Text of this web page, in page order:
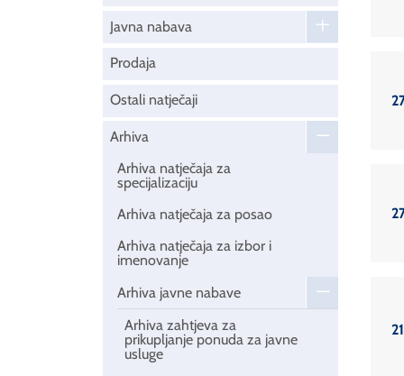
Javna nabava
Prodaja
Ostali natječaji
Arhiva
Arhiva natječaja za
specijalizaciju
Arhiva natječaja za posao
Arhiva natječaja za izbor i
imenovanje
Arhiva javne nabave
Arhiva zahtjeva za
prikupljanje ponuda za javne
usluge